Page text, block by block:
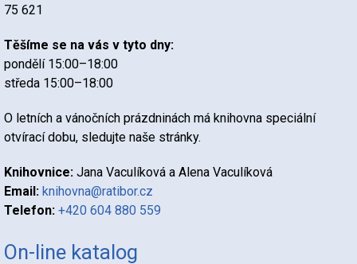
75 621
Těšíme se na vás v tyto dny:
pondělí 15:00–18:00
středa 15:00–18:00
O letních a vánočních prázdninách má knihovna speciální
otvírací dobu, sledujte naše stránky.
Knihovnice: Jana Vaculíková a Alena Vaculíková
Email: knihovna@ratibor.cz
Telefon: +420 604 880 559
On-line katalog